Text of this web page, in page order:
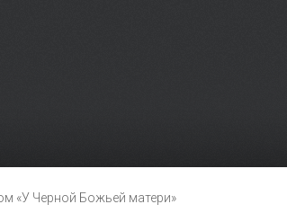
«У Черной Божьей матери»